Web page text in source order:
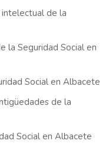
de la
la Seguridad Social en
Social en Albacete
de la
Social en Albacete